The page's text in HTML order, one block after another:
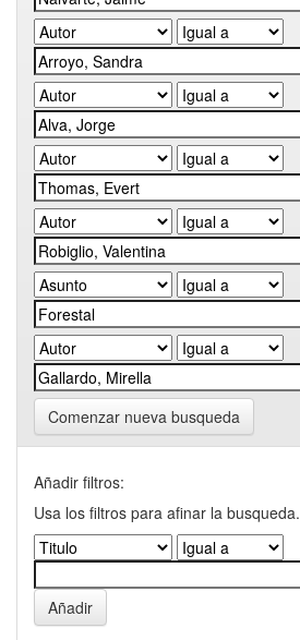
Comenzar nueva busqueda
Añadir filtros:
Usa los filtros para afinar la busqueda.